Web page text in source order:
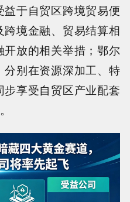
于自贸区跨境贸易便
境金融、贸易结算相
放的相关举措；鄂尔
别在资源深加工、特
享受自贸区产业配套